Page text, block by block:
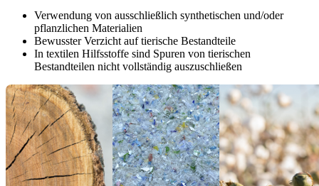
Verwendung von ausschließlich synthetischen und/oder
pflanzlichen Materialien
Bewusster Verzicht auf tierische Bestandteile
In textilen Hilfsstoffe sind Spuren von tierischen
Bestandteilen nicht vollständig auszuschließen